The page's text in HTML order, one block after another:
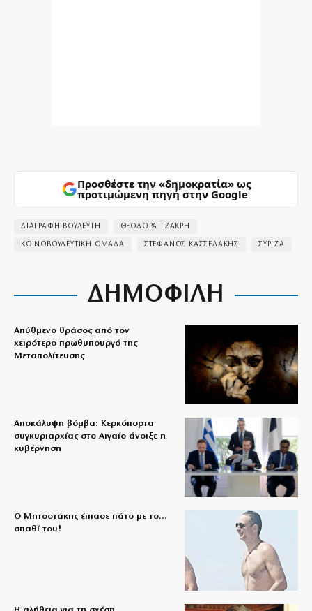
Προσθέστε την «δημοκρατία» ως
προτιμώμενη πηγή στην Google
ΔΙΑΓΡΑΦΗ ΒΟΥΛΕΥΤΗ ΘΕΟΔΩΡΑ ΤΖΑΚΡΗ
ΚΟΙΝΟΒΟΥΛΕΥΤΙΚΗ ΟΜΑΔΑ ΣΤΕΦΑΝΟΣ ΚΑΣΣΕΛΑΚΗΣ ΣΥΡΙΖΑ
ΔΗΜΟΦΙΛΗ
Απύθμενο θράσος από τον
χειρότερο πρωθυπουργό της
Μεταπολίτευσης
Αποκάλυψη βόμβα: Κερκόπορτα
συγκυριαρχίας στο Αιγαίο άνοιξε η
κυβέρνηση
Ο Μητσοτάκης έπιασε πάτο με το…
σπαθί του!